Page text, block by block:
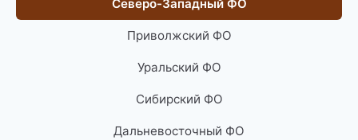
Северо-Западный ФО
Приволжский ФО
Уральский ФО
Сибирский ФО
Дальневосточный ФО